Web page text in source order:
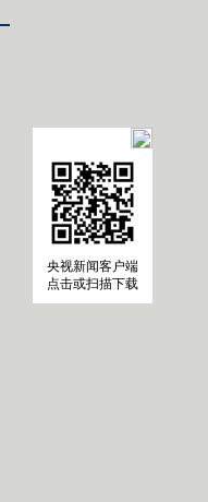
央视新闻客户端
点击或扫描下载